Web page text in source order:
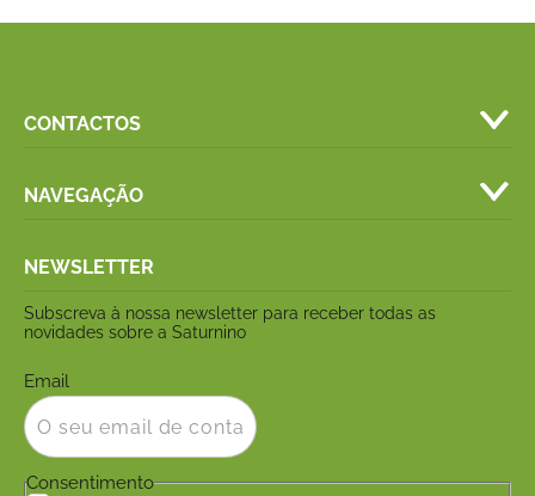
CONTACTOS
NAVEGAÇÃO
NEWSLETTER
Subscreva à nossa newsletter para receber todas as
novidades sobre a Saturnino
Email
Consentimento